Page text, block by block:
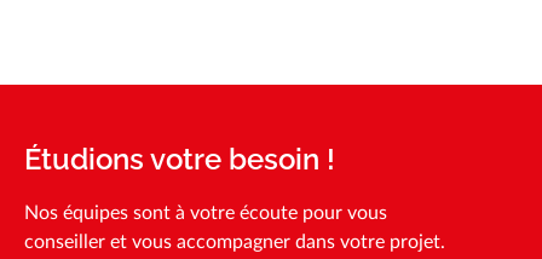
Étudions votre besoin !
Nos équipes sont à votre écoute pour vous
conseiller et vous accompagner dans votre projet.